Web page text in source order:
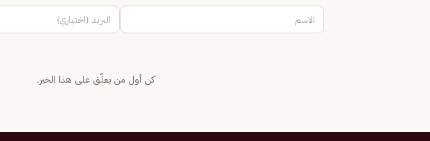
كن أول من يعلّق على هذا الخبر.